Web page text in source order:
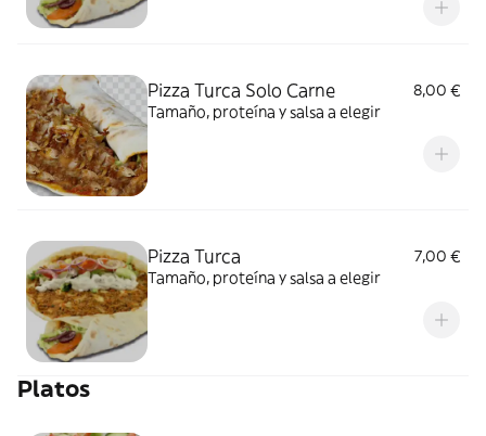
Pizza Turca Solo Carne
8,00 €
Tamaño, proteína y salsa a elegir
Pizza Turca
7,00 €
Tamaño, proteína y salsa a elegir
Platos